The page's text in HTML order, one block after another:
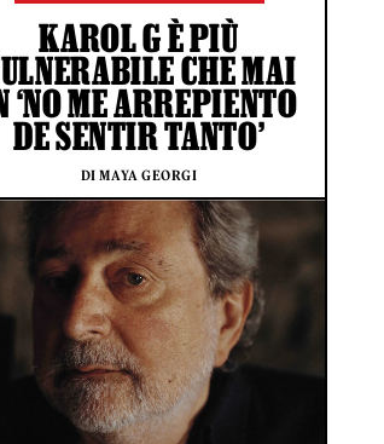
KAROL G È PIÙ
CHE MAI
‘NO ME ARREPIENTO
DE SENTIR TANTO’
DI MAYA GEORGI